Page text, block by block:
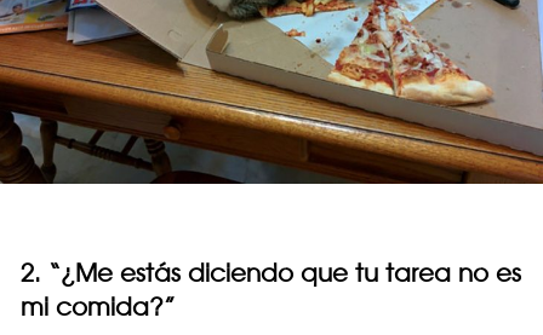
2. “¿Me estás diciendo que tu tarea no es
mi comida?”